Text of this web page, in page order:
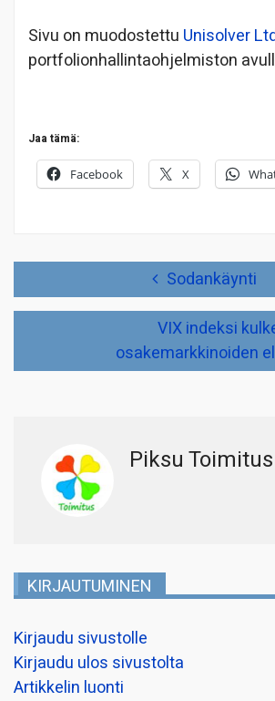
Sivu on muodostettu Unisolver
portfolionhallintaohjelmiston
Jaa tämä:
Facebook X
Sodankäynti
VIX indeksi
osakemarkkinoiden
Piksu Toimitus
KIRJAUTUMINEN
Kirjaudu sivustolle
Kirjaudu ulos sivustolta
Artikkelin luonti